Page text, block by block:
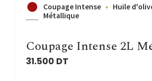
Coupage Intense
Huile
Métallique
Coupage Intense 2L
31.500 DT